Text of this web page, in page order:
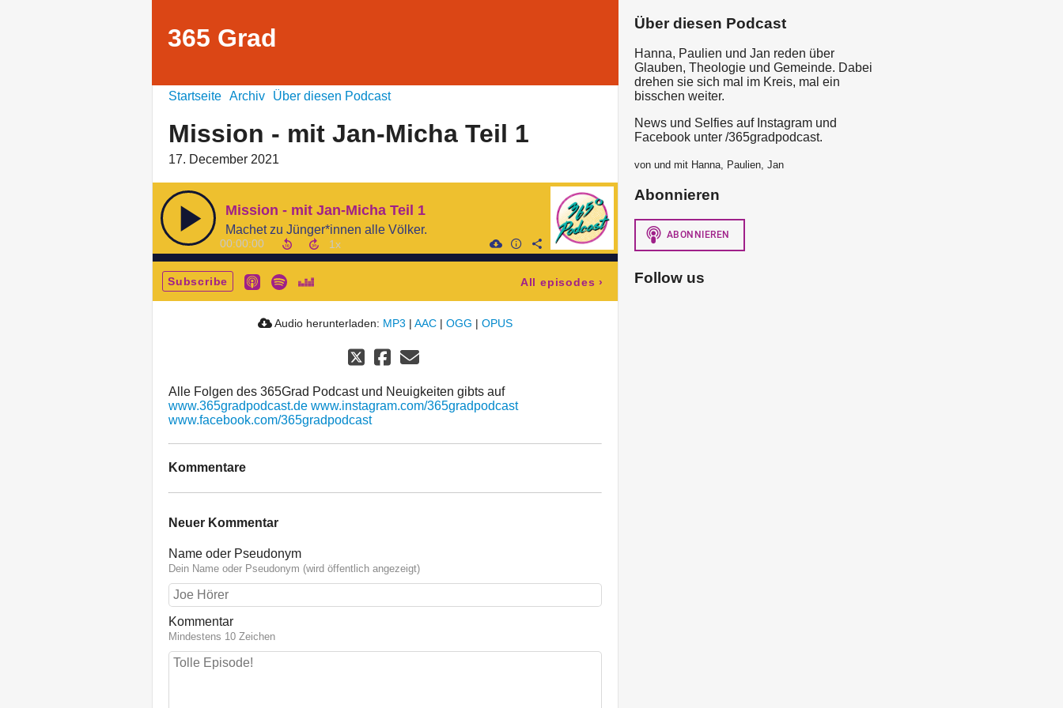
365 Grad
Startseite Archiv Über diesen Podcast
Mission - mit Jan-Micha Teil 1
17. December 2021
Mission - mit Jan-Micha Teil 1
Machet zu Jünger*innen alle Völker.
00:00:00
Subscribe All episodes ›
Audio herunterladen: MP3 | AAC | OGG | OPUS
Alle Folgen des 365Grad Podcast und Neuigkeiten gibts auf
www.365gradpodcast.de www.instagram.com/365gradpodcast
www.facebook.com/365gradpodcast
Kommentare
Neuer Kommentar
Name oder Pseudonym
Dein Name oder Pseudonym (wird öffentlich angezeigt)
Kommentar
Mindestens 10 Zeichen
Über diesen Podcast
Hanna, Paulien und Jan reden über
Glauben, Theologie und Gemeinde. Dabei
drehen sie sich mal im Kreis, mal ein
bisschen weiter.
News und Selfies auf Instagram und
Facebook unter /365gradpodcast.
von und mit Hanna, Paulien, Jan
Abonnieren
Follow us